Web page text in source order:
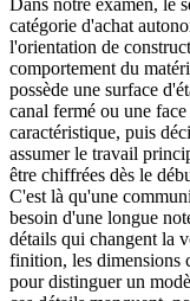
Dans notre examen, le
catégorie d'achat
l'orientation de
comportement du
possède une surface
canal fermé ou une
caractéristique, puis
assumer le travail
être chiffrées dès le
C'est là qu'une
besoin d'une longue
détails qui changent la
finition, les dimensions
pour distinguer un